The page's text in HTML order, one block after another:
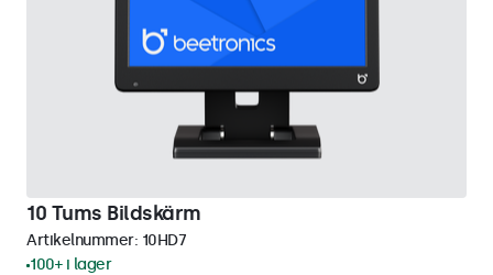
10 Tums Bildskärm
Artikelnummer: 10HD7
100+ i lager